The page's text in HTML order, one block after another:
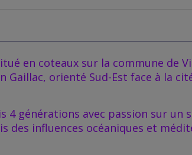
en coteaux sur la commune de
Gaillac, orienté Sud-Est face à la
4 générations avec passion sur un
des influences océaniques et